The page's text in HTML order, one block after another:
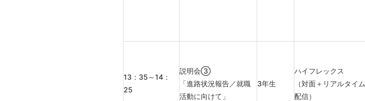
13：35～14：
25
説明会③
「進路状況報告／就職
活動に向けて」
3年生
ハイフレックス
（対面＋リアルタイム
配信）